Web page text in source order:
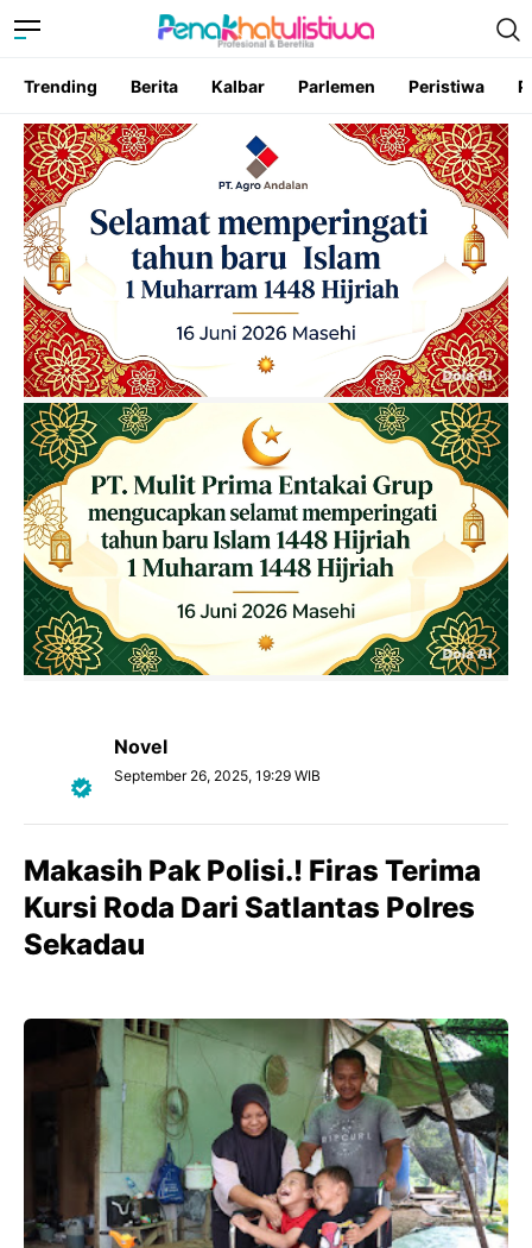
Trending Berita Kalbar Parlemen Peristiwa
Novel
September 26, 2025, 19:29 WIB
Makasih Pak Polisi.! Firas Terima
Kursi Roda Dari Satlantas Polres
Sekadau